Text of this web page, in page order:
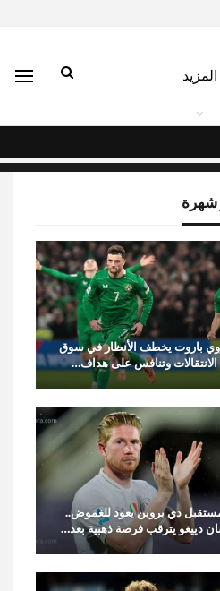
المزيد
شهرة
باروت يخطف الأنظار في سوق
الانتقالات وتنافس على هداف…
دي بروين يعود للغموض..
دييغو يترقب فرصة ذهبية بعد…